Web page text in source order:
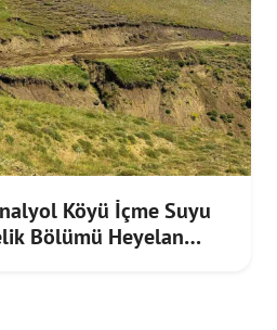
Köyü İçme Suyu
Bölümü Heyelan